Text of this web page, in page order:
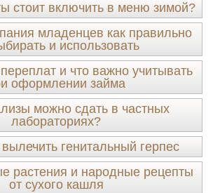
стоит включить в меню зимой?
младенцев как правильно
и использовать
и что важно учитывать
оформлении займа
можно сдать в частных
лабораториях?
генитальный герпес
растения и народные рецепты
от сухого кашля